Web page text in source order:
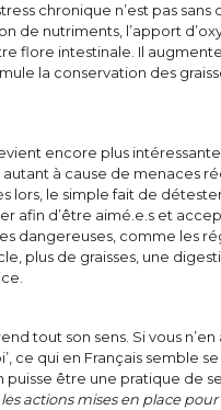
chronique n’est pas
de nutriments, l’apport
flore intestinale. Il
la conservation des
encore plus
à cause de menaces
lors, le simple fait de
afin d’être aimé.e.s et
dangereuses, comme les
plus de graisses, une
tout son sens. Si vous
ce qui en Français semble
puisse être une pratique de
les actions mises en place